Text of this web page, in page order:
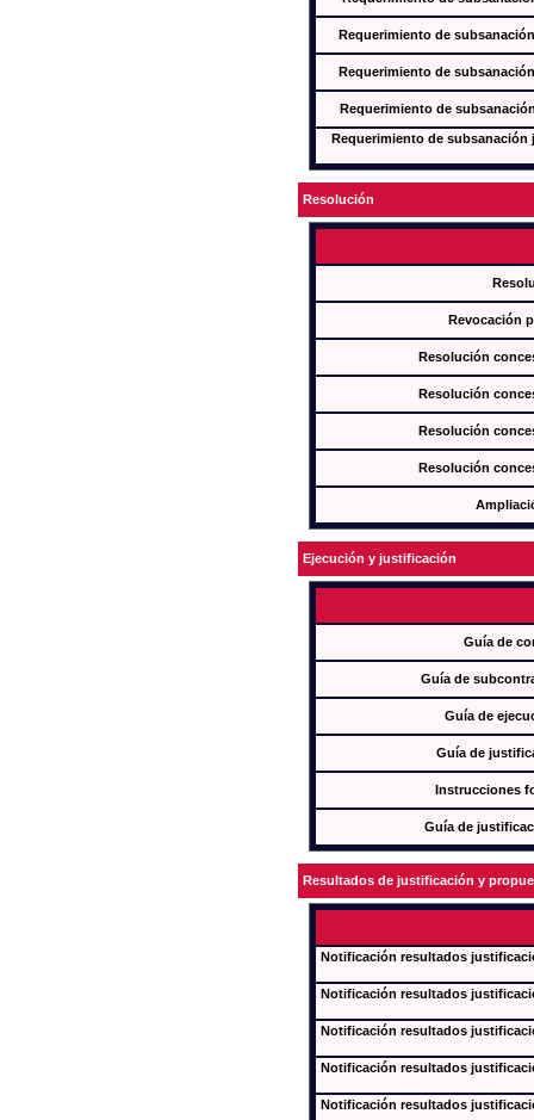
Requerimiento de
Requerimiento de
Requerimiento de
Requerimiento de
Resolución
Revocación
Resolución
Resolución
Resolución
Resolución
Ejecución y justificación
Guía de
Guía de
Guía de
Guía de
Instrucciones
Guía de
Resultados de justificación y
Notificación resultados
Notificación resultados
Notificación resultados
Notificación resultados
Notificación resultados